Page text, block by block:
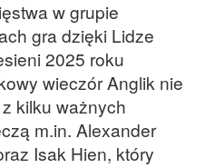
w grupie
gra dzięki Lidze
2025 roku
wieczór Anglik nie
kilku ważnych
m.in. Alexander
Isak Hien, który